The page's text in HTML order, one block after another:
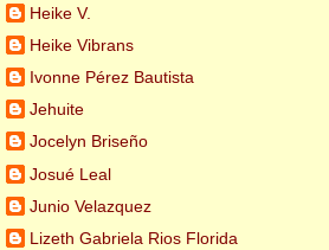
Heike V.
Heike Vibrans
Ivonne Pérez Bautista
Jehuite
Jocelyn Briseño
Josué Leal
Junio Velazquez
Lizeth Gabriela Rios Florida